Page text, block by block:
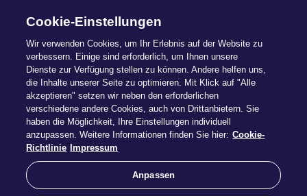
Druck­stücke
Laden Sie Druckstücke wie Anträge,
Leistungsübersichten, IPID oder Highlightblätter
bequem herunter.
Nutzen Sie die folgenden Buttons, die
Cookie-Einstellungen
Wir verwenden Cookies, um Ihr Erlebnis auf der Website zu
verbessern. Einige sind erforderlich, um Ihnen unsere
Dienste zur Verfügung stellen zu können. Andere helfen uns,
die Inhalte unserer Seite zu optimieren. Mit Klick auf "Alle
akzeptieren" setzen wir neben den erforderlichen
verschiedene andere Cookies, auch von Drittanbietern. Sie
haben die Möglichkeit, Ihre Einstellungen individuell
anzupassen. Weitere Informationen finden Sie hier: Cookie-
Richtlinie Impressum
Anpassen